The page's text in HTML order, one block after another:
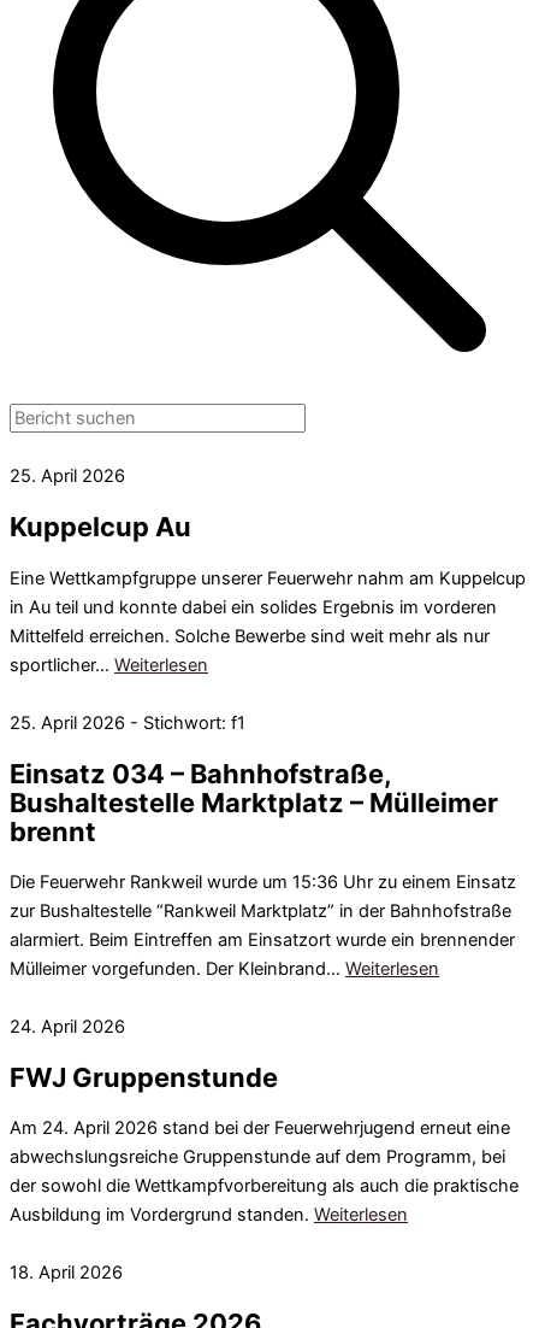
25. April 2026
Kuppelcup Au
Eine Wettkampfgruppe unserer Feuerwehr nahm am Kuppelcup
in Au teil und konnte dabei ein solides Ergebnis im vorderen
Mittelfeld erreichen. Solche Bewerbe sind weit mehr als nur
sportlicher… Weiterlesen
25. April 2026 - Stichwort: f1
Einsatz 034 – Bahnhofstraße,
Bushaltestelle Marktplatz – Mülleimer
brennt
Die Feuerwehr Rankweil wurde um 15:36 Uhr zu einem Einsatz
zur Bushaltestelle “Rankweil Marktplatz” in der Bahnhofstraße
alarmiert. Beim Eintreffen am Einsatzort wurde ein brennender
Mülleimer vorgefunden. Der Kleinbrand… Weiterlesen
24. April 2026
FWJ Gruppenstunde
Am 24. April 2026 stand bei der Feuerwehrjugend erneut eine
abwechslungsreiche Gruppenstunde auf dem Programm, bei
der sowohl die Wettkampfvorbereitung als auch die praktische
Ausbildung im Vordergrund standen. Weiterlesen
18. April 2026